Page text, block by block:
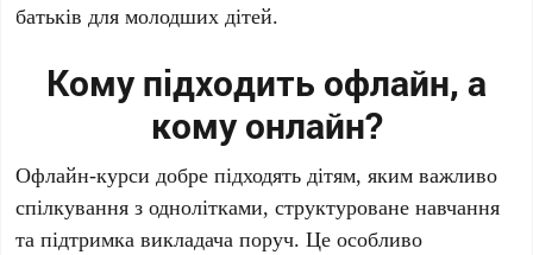
батьків для молодших дітей.
Кому підходить офлайн, а
кому онлайн?
Офлайн-курси добре підходять дітям, яким важливо
спілкування з однолітками, структуроване навчання
та підтримка викладача поруч. Це особливо